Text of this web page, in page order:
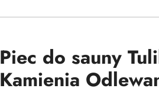
Piec do sauny
Kamienia